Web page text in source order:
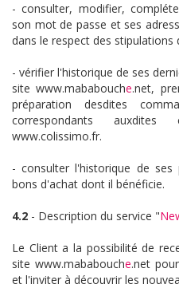
- consulter, modifier,
son mot de passe et ses
dans le respect des stipulations
- vérifier l'historique de ses
site www.mababouche.net,
préparation desdites
correspondants
www.colissimo.fr.
- consulter l'historique de
bons d'achat dont il bénéficie.
4.2 - Description du service "
Le Client a la possibilité de
site www.mababouche.net
et l'inviter à découvrir les